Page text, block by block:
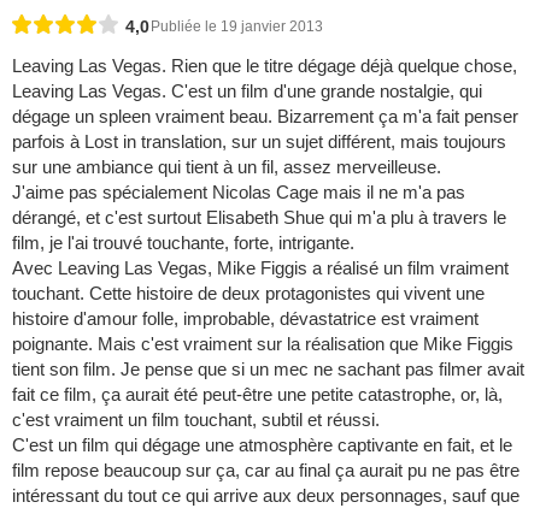
4,0 Publiée le 19 janvier 2013
Leaving Las Vegas. Rien que le titre dégage déjà quelque chose,
Leaving Las Vegas. C'est un film d'une grande nostalgie, qui
dégage un spleen vraiment beau. Bizarrement ça m'a fait penser
parfois à Lost in translation, sur un sujet différent, mais toujours
sur une ambiance qui tient à un fil, assez merveilleuse.
J'aime pas spécialement Nicolas Cage mais il ne m'a pas
dérangé, et c'est surtout Elisabeth Shue qui m'a plu à travers le
film, je l'ai trouvé touchante, forte, intrigante.
Avec Leaving Las Vegas, Mike Figgis a réalisé un film vraiment
touchant. Cette histoire de deux protagonistes qui vivent une
histoire d'amour folle, improbable, dévastatrice est vraiment
poignante. Mais c'est vraiment sur la réalisation que Mike Figgis
tient son film. Je pense que si un mec ne sachant pas filmer avait
fait ce film, ça aurait été peut-être une petite catastrophe, or, là,
c'est vraiment un film touchant, subtil et réussi.
C'est un film qui dégage une atmosphère captivante en fait, et le
film repose beaucoup sur ça, car au final ça aurait pu ne pas être
intéressant du tout ce qui arrive aux deux personnages, sauf que